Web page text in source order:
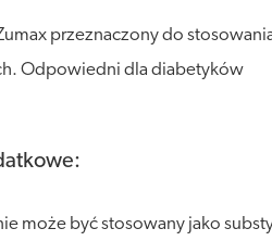
przeznaczony do
Odpowiedni dla diabetyków
może być stosowany jako